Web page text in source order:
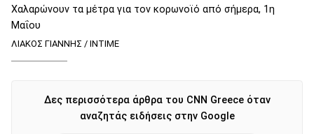
Χαλαρώνουν τα μέτρα για τον κορωνοϊό από σήμερα, 1η
Μαΐου
ΛΙΑΚΟΣ ΓΙΑΝΝΗΣ / INTIME
Δες περισσότερα άρθρα του CNN Greece όταν
αναζητάς ειδήσεις στην Google